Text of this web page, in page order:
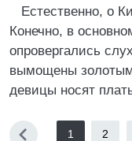
Естественно, о
Конечно, в
опровергались
вымощены
девицы носят
1 2